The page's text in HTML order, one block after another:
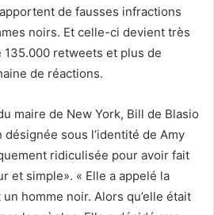
de fausses infractions
noirs. Et celle-ci devient très
retweets et plus de
de réactions.
maire de New York, Bill de Blasio
sous l’identité de Amy
ridiculisée pour avoir fait
et simple». « Elle a appelé la
homme noir. Alors qu’elle était